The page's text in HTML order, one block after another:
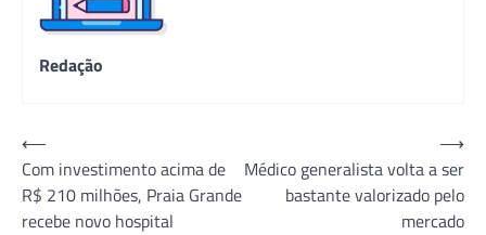
Redação
Navegação
de
Post
⟵
Com investimento acima de
R$ 210 milhões, Praia Grande
recebe novo hospital
Médico generalista volta a ser
bastante valorizado pelo
mercado
⟶